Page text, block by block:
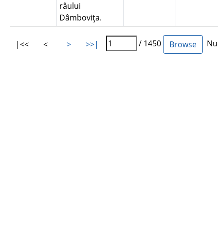
râului
Dâmboviţa.
|<< < > >>| / 1450